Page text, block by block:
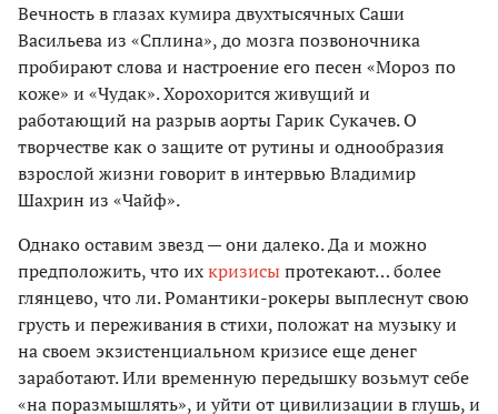
Вечность в глазах кумира двухтысячных Саши
Васильева из «Сплина», до мозга позвоночника
пробирают слова и настроение его песен «Мороз по
коже» и «Чудак». Хорохорится живущий и
работающий на разрыв аорты Гарик Сукачев. О
творчестве как о защите от рутины и однообразия
взрослой жизни говорит в интервью Владимир
Шахрин из «Чайф».
Однако оставим звезд — они далеко. Да и можно
предположить, что ихкризисыпротекают… более
глянцево, что ли. Романтики-рокеры выплеснут свою
грусть и переживания в стихи, положат на музыку и
на своем экзистенциальном кризисе еще денег
заработают. Или временную передышку возьмут себе
«на поразмышлять», и уйти от цивилизации в глушь, и